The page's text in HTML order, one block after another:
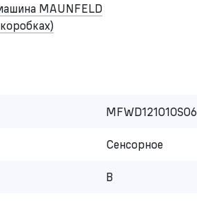
MAUNFELD
MFWD121010S06
Сенсорное
B